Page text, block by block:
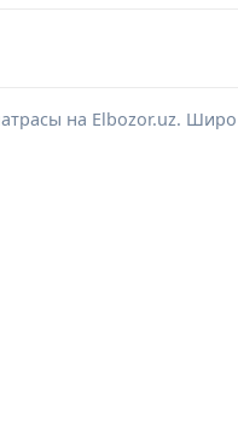
на Elbozor.uz.